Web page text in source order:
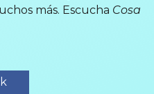
más. Escucha Cosa